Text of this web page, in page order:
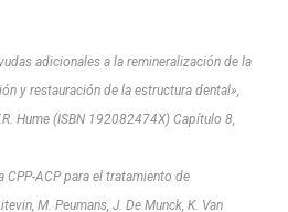
adicionales a la remineralización de la
y restauración de la estructura dental»,
Hume (ISBN 192082474X) Capítulo 8,
CPP-ACP para el tratamiento de
M. Peumans, J. De Munck, K. Van